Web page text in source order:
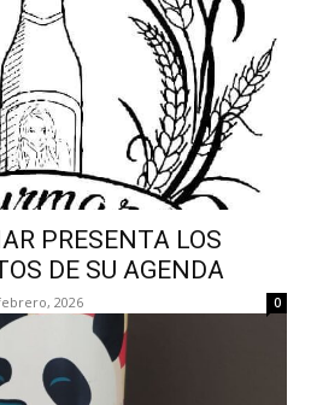
PRESENTA LOS
DE SU AGENDA
2026 0